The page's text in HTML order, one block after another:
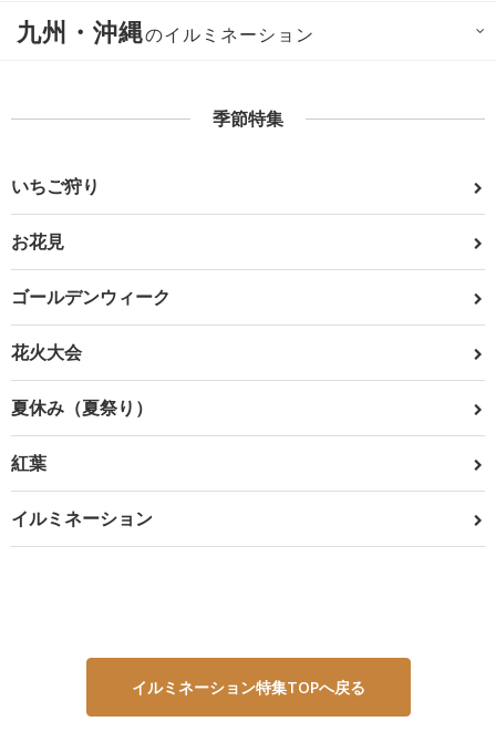
九州・沖縄のイルミネーション
季節特集
いちご狩り
お花見
ゴールデンウィーク
花火大会
夏休み（夏祭り）
紅葉
イルミネーション
イルミネーション特集TOPへ戻る